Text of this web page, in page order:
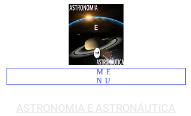
ASTRONOMIA E ASTRONÁUTICA
ME
NU